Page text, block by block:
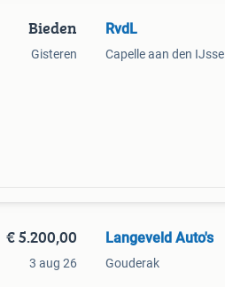
Bieden
Gisteren
RvdL
Capelle aan den IJssel
€ 5.200,00
3 aug 26
Langeveld Auto's
Gouderak